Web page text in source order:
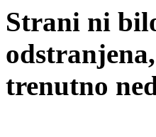
Strani ni
trenutno